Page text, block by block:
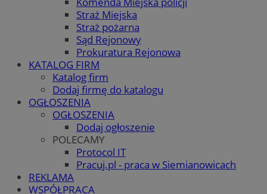
Straż Miejska
Straż pożarna
Sąd Rejonowy
Prokuratura Rejonowa
KATALOG FIRM
Katalog firm
Dodaj firmę do katalogu
OGŁOSZENIA
OGŁOSZENIA
Dodaj ogłoszenie
POLECAMY
Protocol IT
Pracuj.pl - praca w Siemianowicach
REKLAMA
WSPÓŁPRACA